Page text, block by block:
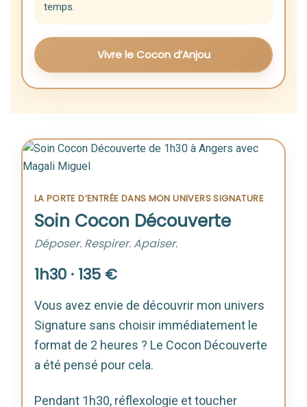
temps.
Vivre le Cocon d’Anjou
LA PORTE D’ENTRÉE DANS MON UNIVERS SIGNATURE
Soin Cocon Découverte
Déposer. Respirer. Apaiser.
1h30 · 135 €
Vous avez envie de découvrir mon univers
Signature sans choisir immédiatement le
format de 2 heures ? Le Cocon Découverte
a été pensé pour cela.
Pendant 1h30, réflexologie et toucher